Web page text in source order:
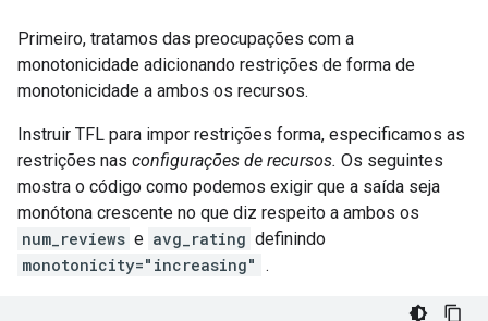
Primeiro, tratamos das preocupações com a
monotonicidade adicionando restrições de forma de
monotonicidade a ambos os recursos.
Instruir TFL para impor restrições forma, especificamos as
restrições nas configurações de recursos. Os seguintes
mostra o código como podemos exigir que a saída seja
monótona crescente no que diz respeito a ambos os
num_reviews e avg_rating definindo
monotonicity="increasing" .